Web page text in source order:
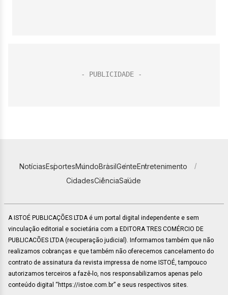
NotíciasEsportesMundoBrasilGenteEntretenimento
CidadesCiênciaSaúde
A ISTOÉ PUBLICAÇÕES LTDA é um portal digital independente e sem
vinculação editorial e societária com a EDITORA TRES COMÉRCIO DE
PUBLICACÕES LTDA (recuperação judicial). Informamos também que não
realizamos cobranças e que também não oferecemos cancelamento do
contrato de assinatura da revista impressa de nome ISTOÉ, tampouco
autorizamos terceiros a fazê-lo, nos responsabilizamos apenas pelo
conteúdo digital “https://istoe.com.br” e seus respectivos sites.